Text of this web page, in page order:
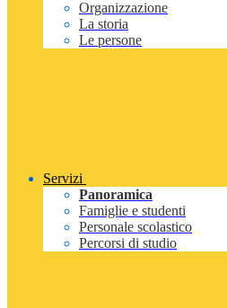
Organizzazione
La storia
Le persone
Servizi
Panoramica
Famiglie e studenti
Personale scolastico
Percorsi di studio